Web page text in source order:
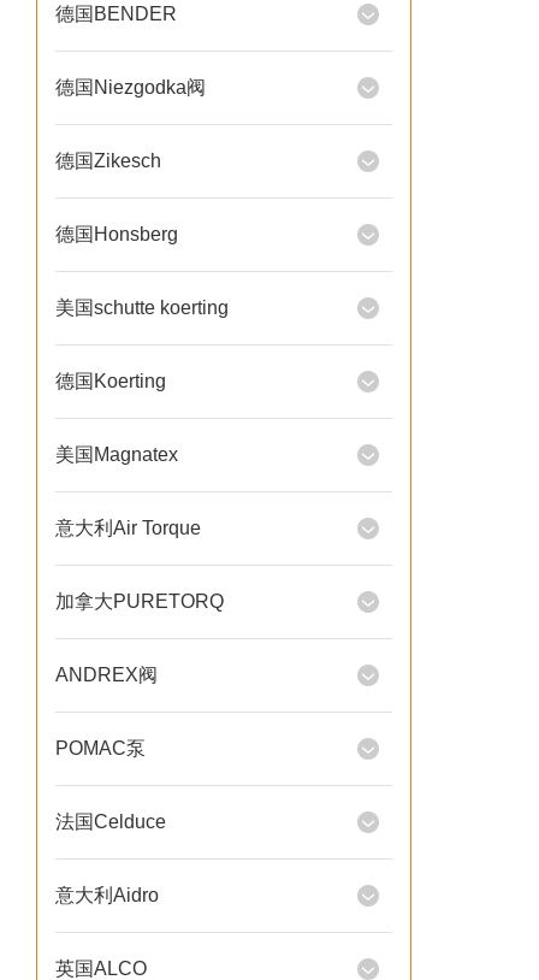
德国BENDER
德国Niezgodka阀
德国Zikesch
德国Honsberg
美国schutte koerting
德国Koerting
美国Magnatex
意大利Air Torque
加拿大PURETORQ
ANDREX阀
POMAC泵
法国Celduce
意大利Aidro
英国ALCO